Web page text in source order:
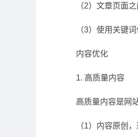
（2）文章页面
（3）使用关键
内容优化
1. 高质量内容
高质量内容是网
（1）内容原创，